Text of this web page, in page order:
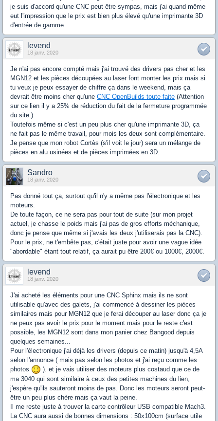
je suis d'accord qu'une CNC peut être sympas, mais j'ai quand même
eut l'impression que le prix est bien plus élevé qu'une imprimante 3D
d'entrée de gamme.
levend
18 janv. 2020
Je n'ai pas encore compté mais j'ai trouvé des drivers pas cher et les
MGN12 et les pièces découpées au laser font monter les prix mais si
tu veux je peux essayer de chiffre ça dans le weekend, mais ça
devrait être moins cher qu'une CNC OpenBuilds toute faite (Attention
sur ce lien il y a 25% de réduction du fait de la fermeture programmée
du site.)
Toutefois même si c'est un peu plus cher qu'une imprimante 3D, ça
ne fait pas le même travail, pour mois les deux sont complémentaire.
Je pense que mon robot Cortès (s'il voit le jour) sera un mélange de
pièces en alu usinées et de pièces imprimées en 3D.
Sandro
18 janv. 2020
Pas donné tout ça, surtout qu'il n'y a même pas l'électronique et les
moteurs.
De toute façon, ce ne sera pas pour tout de suite (sur mon projet
actuel, je chasse le poids mais j'ai pas de gros efforts méchanique,
donc je pense que même si j'avais les deux j'utiliserais pas la CNC).
Pour le prix, ne t'embête pas, c'était juste pour avoir une vague idée
"abordable" étant tout relatif, ça aurait pu être 200€ ou 1000€, 2000€.
levend
18 janv. 2020
J'ai acheté les éléments pour une CNC Sphinx mais ils ne sont
utilisable qu'avec des galets, j'ai commencé à dessiner les pièces
similaires mais pour MGN12 que je ferai découper au laser donc ça je
ne peux pas avoir le prix pour le moment mais pour le reste c'est
possible, les MGN12 sont dans mon panier chez Bangood depuis
quelques semaines...
Pour l'électronique j'ai déjà les drivers (depuis ce matin) jusqu'à 4,5A
selon l'annonce ( mais pas selon les photos et j'ai reçu comme les
photos
). et je vais utiliser des moteurs plus costaud que ce de
ma 3040 qui sont similaire à ceux des petites machines du lien,
j'espère qu'ils sauteront moins de pas. Donc les moteurs seront peut-
être un peu plus chère mais ça vaut la peine.
Il me reste juste à trouver la carte contrôleur USB compatible Mach3.
La CNC aura aussi de bonnes dimensions : 50x100cm (surface utile